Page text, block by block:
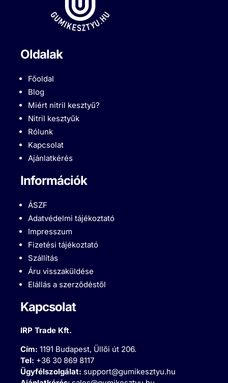
Oldalak
Főoldal
Blog
Miért nitril kesztyű?
Nitril kesztyűk
Rólunk
Kapcsolat
Ajánlatkérés
Információk
ÁSZF
Adatvédelmi tájékoztató
Impresszum
Fizetési tájékoztató
Szállítás
Áru visszaküldése
Elállás a szerződéstől
Kapcsolat
IRP Trade Kft.
Cím:1191 Budapest, Üllői út 206.
Tel: +36 30 869 8117
Ügyfélszolgálat: support@gumikesztyu.hu